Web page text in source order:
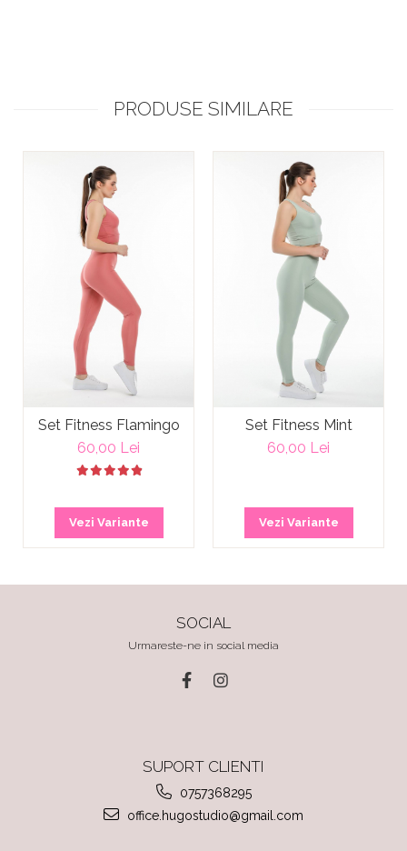
PRODUSE SIMILARE
Set Fitness Flamingo
60,00 Lei
Vezi Variante
Set Fitness Mint
60,00 Lei
Vezi Variante
SOCIAL
Urmareste-ne in social media
SUPORT CLIENTI
0757368295
office.hugostudio@gmail.com